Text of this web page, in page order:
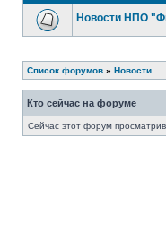
Новости НПО
Список форумов » Новости
Кто сейчас на форуме
Сейчас этот форум